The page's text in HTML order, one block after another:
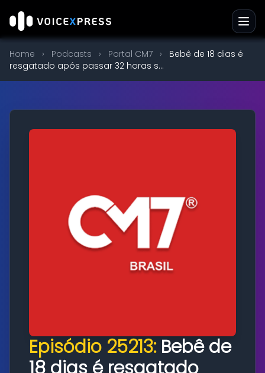
Home › Podcasts › Portal CM7 ›
Bebê de 18 dias é
resgatado após passar 32 horas s...
Episódio 25213: Bebê de